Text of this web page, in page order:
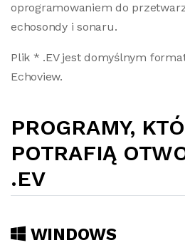
oprogramowaniem do
echosondy i sonaru.
Plik * .EV jest domyślnym
Echoview.
PROGRAMY,
POTRAFIĄ
.EV
WINDOWS